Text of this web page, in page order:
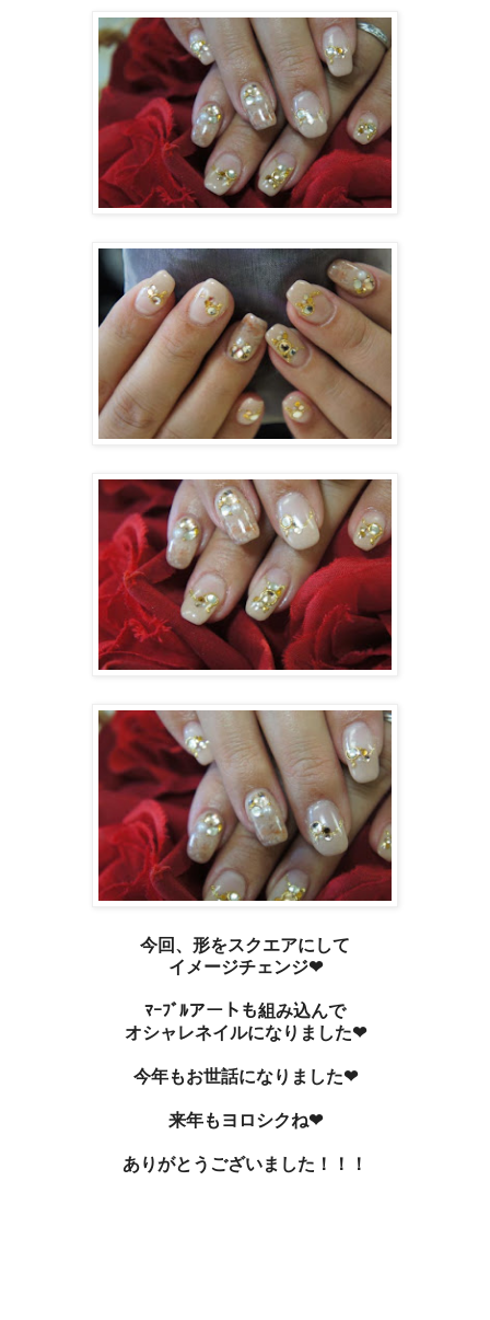
今回、形をスクエアにして
イメージチェンジ❤
ﾏｰﾌﾞﾙアートも組み込んで
オシャレネイルになりました❤
今年もお世話になりました❤
来年もヨロシクね❤
ありがとうございました！！！